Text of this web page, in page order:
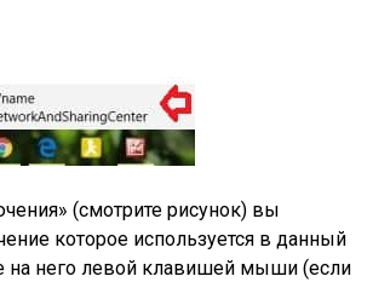
(смотрите рисунок) вы
которое используется в данный
на него левой клавишей мыши (если